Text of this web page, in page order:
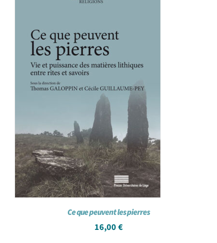
Panier WooCommerce
Ce que peuvent les pierres
16,00 €